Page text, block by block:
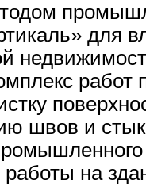
для
швов и
на